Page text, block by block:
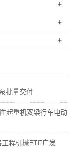
+
+
+
批量交付
起重机双梁行车电动
程机械ETF广发